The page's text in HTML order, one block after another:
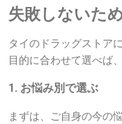
失敗しないた
タイのドラッグストア
目的に合わせて選べば
1. お悩み別で選ぶ
まずは、ご自身の今の